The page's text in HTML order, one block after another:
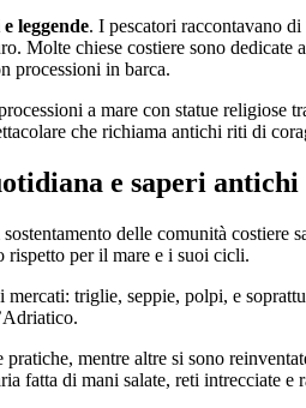
leggende. I pescatori raccontavano
Molte chiese costiere sono
processioni in barca.
a mare con statue religiose
che richiama antichi riti di
e saperi antichi
delle comunità costiere
rispetto per il mare e i suoi cicli.
triglie, seppie, polpi, e
mentre altre si sono
fatta di mani salate, reti intrecciate e